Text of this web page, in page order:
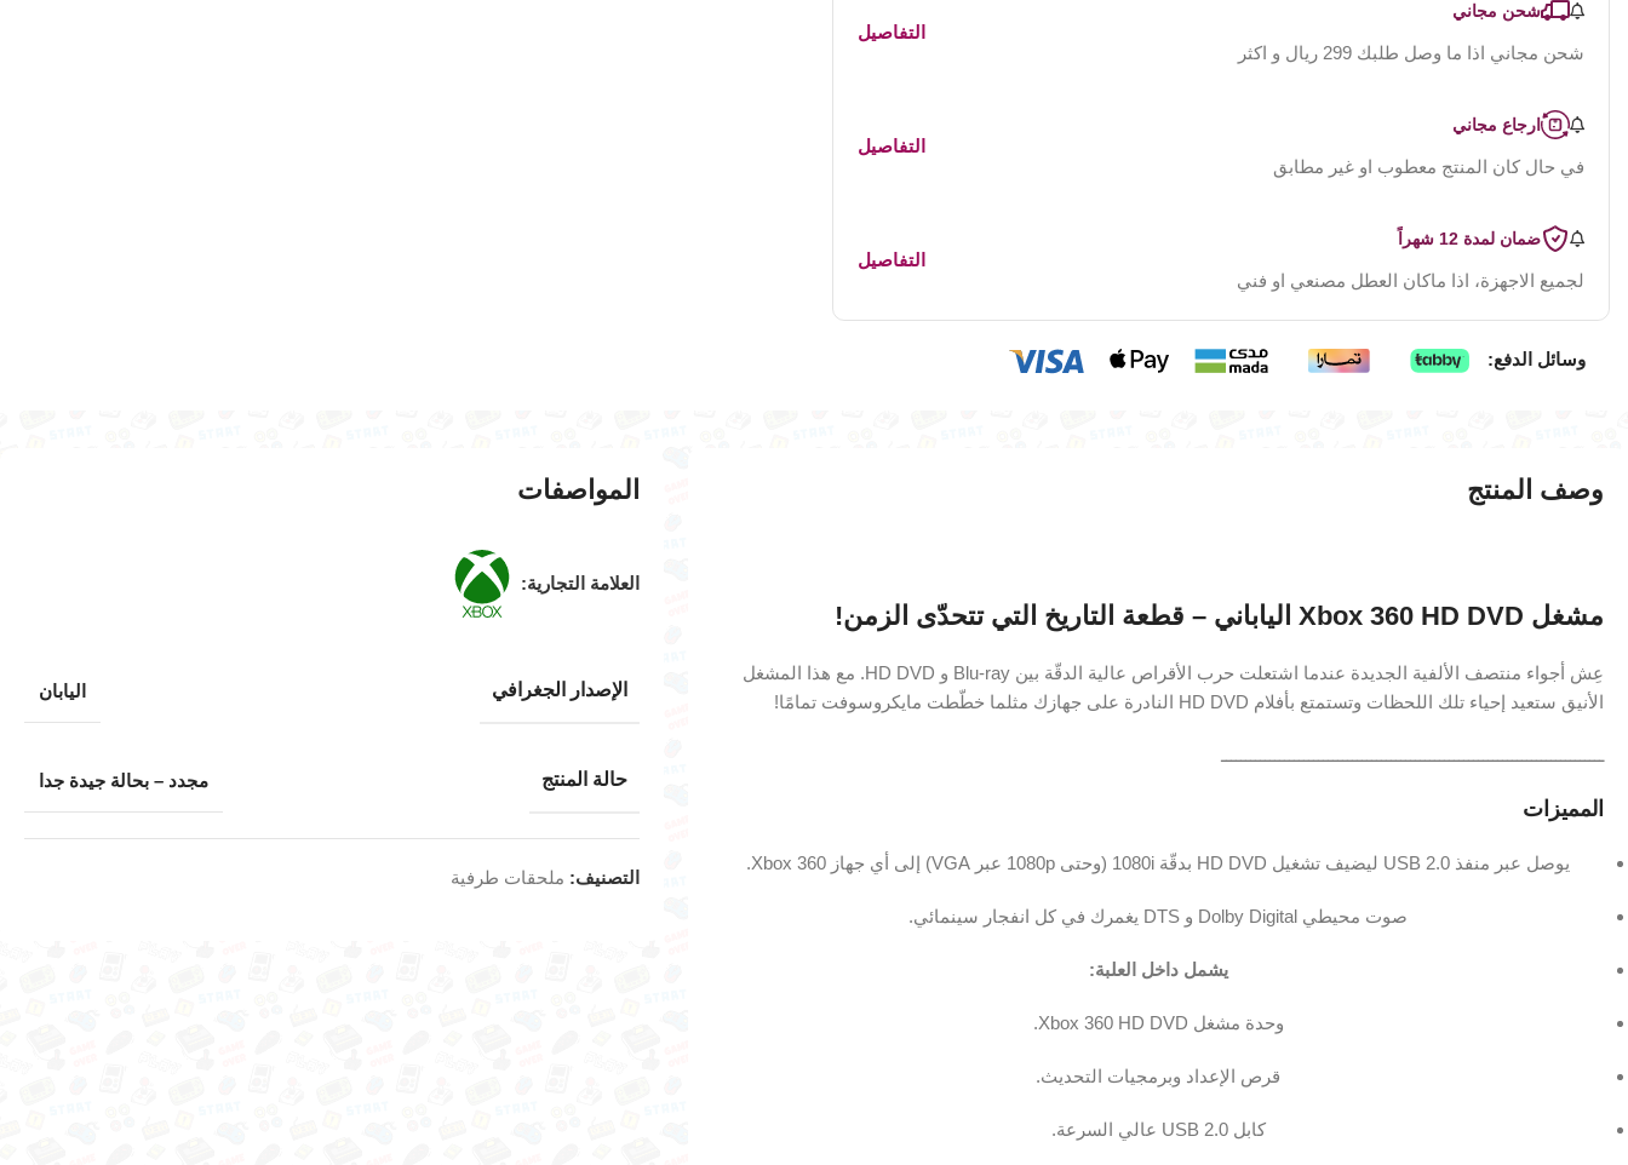
شحن مجاني
شحن مجاني اذا ما وصل طلبك 299 ريال و اكثر
التفاصيل
ارجاع مجاني
في حال كان المنتج معطوب او غير مطابق
التفاصيل
ضمان لمدة 12 شهراً
لجميع الاجهزة، اذا ماكان العطل مصنعي او فني
التفاصيل
وسائل الدفع:
وصف المنتج
مشغل ‎Xbox 360‎ ‎HD DVD‎ الياباني – قطعة التاريخ التي تتحدّى الزمن!
عِش أجواء منتصف الألفية الجديدة عندما اشتعلت حرب الأقراص عالية الدقّة بين ‎Blu-ray‎ و ‎HD DVD‎. مع هذا المشغل
الأنيق ستعيد إحياء تلك اللحظات وتستمتع بأفلام ‎HD DVD‎ النادرة على جهازك مثلما خطّطت مايكروسوفت تمامًا!
ـــــــــــــــــــــــــــــــــــــــــــــــــــــــــــــــــــــــــــــــ
المميزات
يوصل عبر منفذ ‎USB 2.0‎ ليضيف تشغيل ‎HD DVD‎ بدقّة ‎1080i‎ (وحتى ‎1080p‎ عبر ‎VGA‎) إلى أي جهاز ‎Xbox 360‎.
صوت محيطي ‎Dolby Digital‎ و ‎DTS‎ يغمرك في كل انفجار سينمائي.
يشمل داخل العلبة:
وحدة مشغل ‎Xbox 360 HD DVD‎.
قرص الإعداد وبرمجيات التحديث.
كابل ‎USB 2.0‎ عالي السرعة.
المواصفات
العلامة التجارية:
الإصدار الجغرافي اليابان
حالة المنتج مجدد – بحالة جيدة جدا
التصنيف: ملحقات طرفية